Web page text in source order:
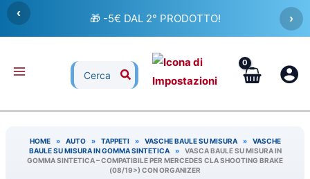
Vai
contenuto
‹ 🎁 -5€ DAL 2° PRODOTTO! ›
Ricerca
per:
HOME » AUTO » TAPPETI » VASCHE BAULE SU MISURA »
VASCHE
BAULE SU MISURA IN GOMMA SINTETICA
»
VASCA BAULE SU MISURA IN
GOMMA SINTETICA – COMPATIBILE PER MERCEDES CLA SHOOTING BRAKE
(08/19>) CON ORGANIZER